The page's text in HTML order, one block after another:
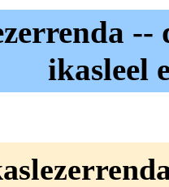
ikasleel